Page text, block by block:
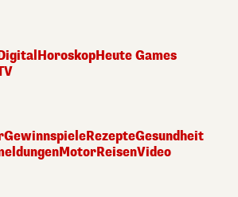
HoroskopHeute Games
GewinnspieleRezepteGesundheit
MotorReisenVideo